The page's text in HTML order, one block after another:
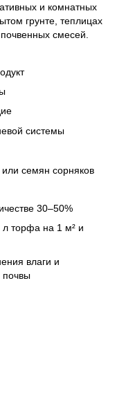
и комнатных
грунте, теплицах
смесей.
системы
семян сорняков
30–50%
л торфа на 1 м² и
влаги и
почвы